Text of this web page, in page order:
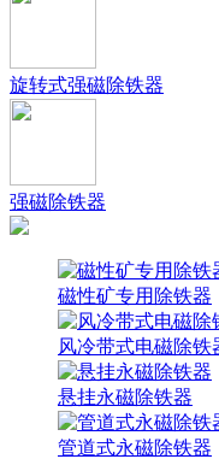
旋转式强磁除铁器
强磁除铁器
磁性矿专用除铁器
风冷带式电磁除铁
悬挂永磁除铁器
管道式永磁除铁器